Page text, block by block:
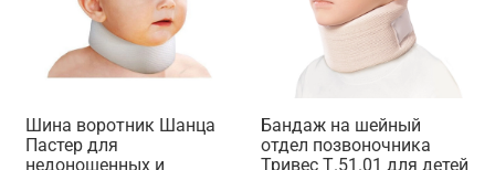
Шина воротник Шанца
Пастер для
недоношенных и
Бандаж на шейный
отдел позвоночника
Тривес Т.51.01 для детей